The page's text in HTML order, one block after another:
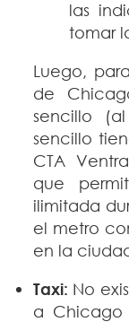
las
tomar
Luego,
de
sencillo
sencillo
CTA
que
ilimitada
el metro
en la
Taxi: No
a Chicago